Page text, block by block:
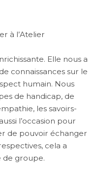
à l’Atelier
Elle nous a
connaissances sur le
humain. Nous
de handicap, de
les savoirs-
l’occasion pour
de pouvoir échanger
cela a
de groupe.